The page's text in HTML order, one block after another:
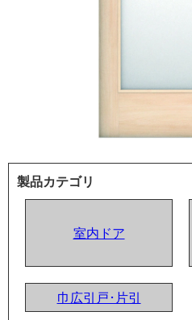
製品カテゴリ
室内ドア
巾広引戸･片引